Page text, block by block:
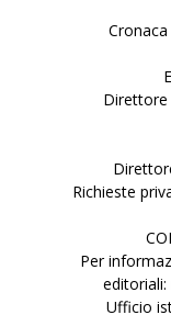
Direttore
Richieste
Per
Ufficio